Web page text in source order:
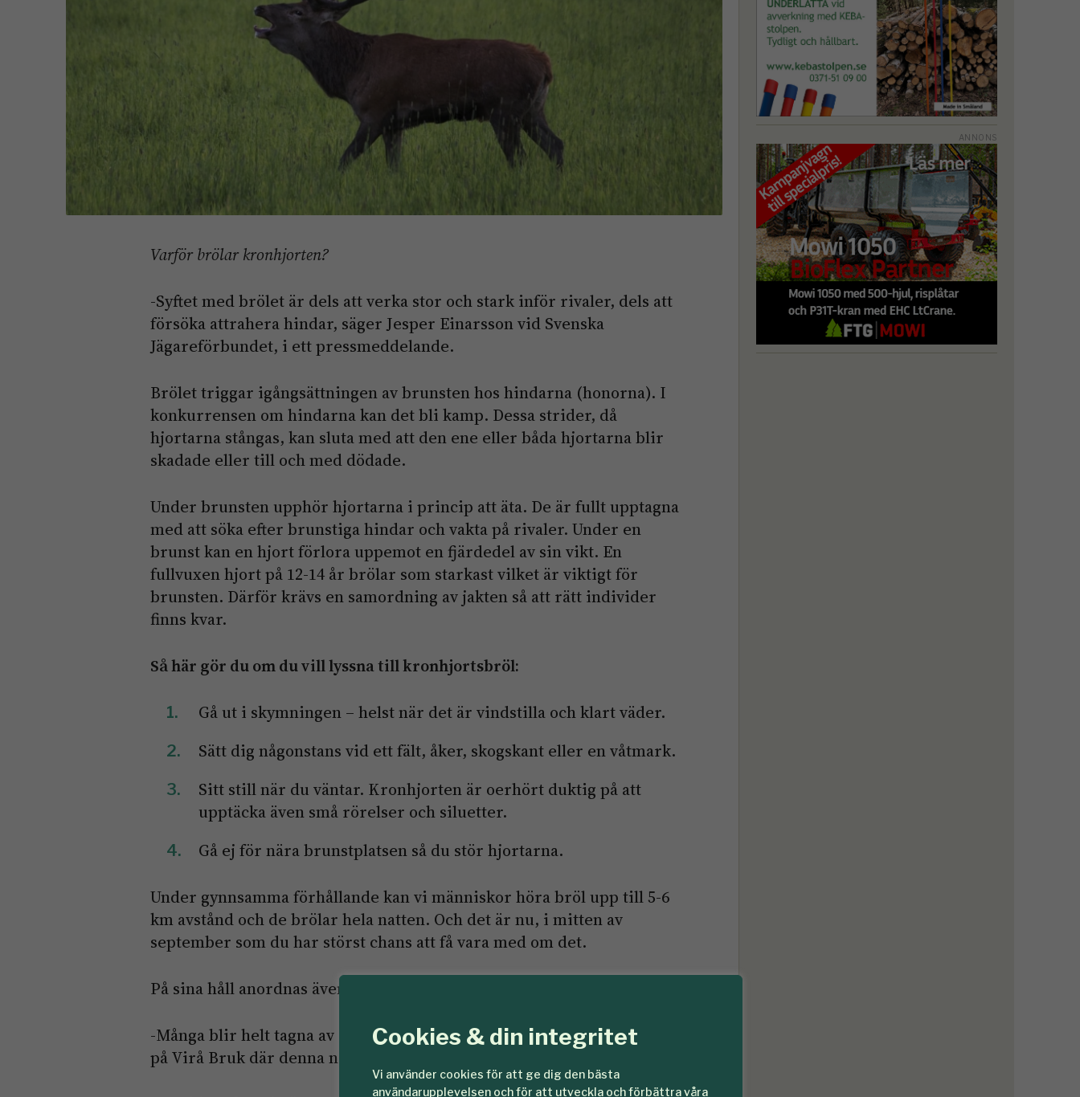
Cookies & din integritet
Vi använder cookies för att ge dig den bästa
användarupplevelsen och för att utveckla och förbättra våra
Varför brölar kronhjorten?
-Syftet med brölet är dels att verka stor och stark inför rivaler, dels att
försöka attrahera hindar, säger Jesper Einarsson vid Svenska
Jägareförbundet, i ett pressmeddelande.
Brölet triggar igångsättningen av brunsten hos hindarna (honorna). I
konkurrensen om hindarna kan det bli kamp. Dessa strider, då
hjortarna stångas, kan sluta med att den ene eller båda hjortarna blir
skadade eller till och med dödade.
Under brunsten upphör hjortarna i princip att äta. De är fullt upptagna
med att söka efter brunstiga hindar och vakta på rivaler. Under en
brunst kan en hjort förlora uppemot en fjärdedel av sin vikt. En
fullvuxen hjort på 12-14 år brölar som starkast vilket är viktigt för
brunsten. Därför krävs en samordning av jakten så att rätt individer
finns kvar.
Så här gör du om du vill lyssna till kronhjortsbröl:
Gå ut i skymningen – helst när det är vindstilla och klart väder.
Sätt dig någonstans vid ett fält, åker, skogskant eller en våtmark.
Sitt still när du väntar. Kronhjorten är oerhört duktig på att
upptäcka även små rörelser och siluetter.
Gå ej för nära brunstplatsen så du stör hjortarna.
Under gynnsamma förhållande kan vi människor höra bröl upp till 5-6
km avstånd och de brölar hela natten. Och det är nu, i mitten av
september som du har störst chans att få vara med om det.
På sina håll anordnas även kronhjortsbrölaftnar.
-Många blir helt tagna av detta skri från vildmarken, säger Ceasar Åfors
på Virå Bruk där denna naturupplevelse erbjuds.